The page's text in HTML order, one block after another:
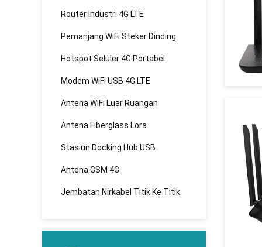
Router Industri 4G LTE
Pemanjang WiFi Steker Dinding
Hotspot Seluler 4G Portabel
Modem WiFi USB 4G LTE
Antena WiFi Luar Ruangan
Antena Fiberglass Lora
Stasiun Docking Hub USB
Antena GSM 4G
Jembatan Nirkabel Titik Ke Titik